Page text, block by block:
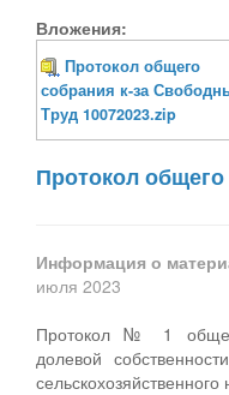
Вложения:
Протокол общего
собрания к-за
Труд 10072023.zip
Протокол
Информация о
июля 2023
Протокол № 1
долевой
сельскохозяйственного